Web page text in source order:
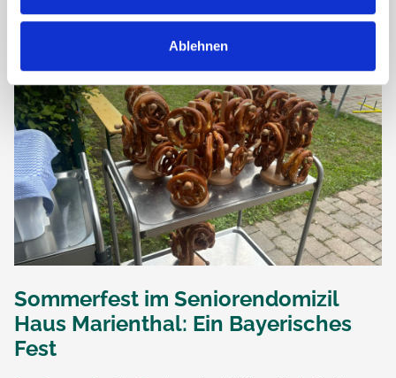
Ablehnen
Sommerfest im Seniorendomizil
Haus Marienthal: Ein Bayerisches
Fest